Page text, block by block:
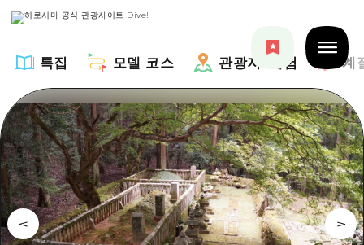
특집 모델 코스 관광지・체험 계
특집
목록
모델 코스